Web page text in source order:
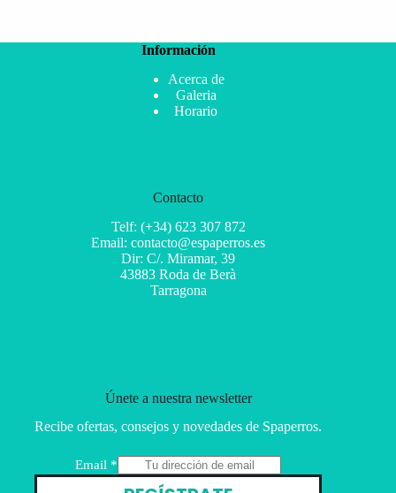
Información
Acerca de
Galeria
Horario
Contacto
Telf: (+34) 623 307 872
Email: contacto@espaperros.es
Dir: C/. Miramar, 39
43883 Roda de Berà
Tarragona
Únete a nuestra newsletter
Recibe ofertas, consejos y novedades de Spaperros.
m
Email *